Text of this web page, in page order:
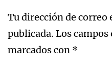
Tu dirección de correo
publicada. Los
marcados con *